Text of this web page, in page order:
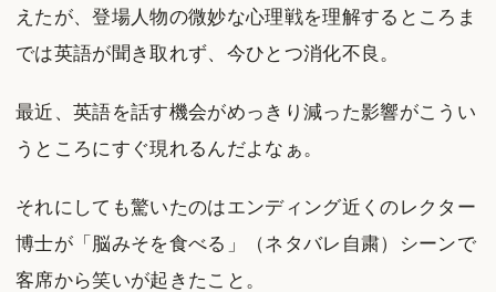
えたが、登場人物の微妙な心理戦を理解するところま
では英語が聞き取れず、今ひとつ消化不良。
最近、英語を話す機会がめっきり減った影響がこうい
うところにすぐ現れるんだよなぁ。
それにしても驚いたのはエンディング近くのレクター
博士が「脳みそを食べる」（ネタバレ自粛）シーンで
客席から笑いが起きたこと。